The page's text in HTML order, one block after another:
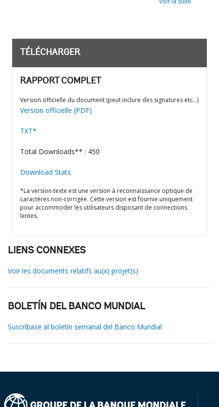
TÉLÉCHARGER
RAPPORT COMPLET
Version officielle du document (peut inclure des signatures etc…)
Version officielle (PDF)
TXT*
Total Downloads** : 450
Download Stats
*La version texte est une version à reconnaissance optique de
caractères non-corrigée. Cette version est fournie uniquement
pour accommoder les utilisateurs disposant de connections
lentes.
LIENS CONNEXES
Voir les documents relatifs au(x) projet(s)
BOLETÍN DEL BANCO MUNDIAL
Suscríbase al boletín semanal del Banco Mundial